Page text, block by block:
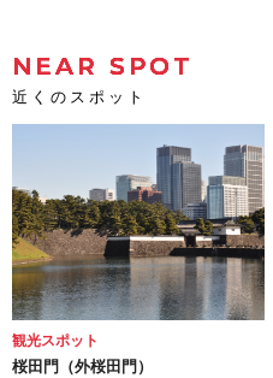
NEAR SPOT
近くのスポット
観光スポット
桜田門（外桜田門）